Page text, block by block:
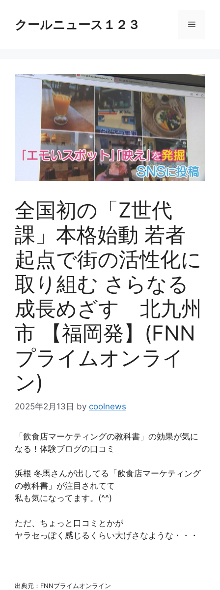
クールニュース１２３ メ
ュ
全国初の「Z世代
課」本格始動 若者
起点で街の活性化に
取り組む さらなる
成長めざす 北九州
市 【福岡発】(FNN
プライムオンライ
ン)
2025年2月13日 by coolnews
「飲食店マーケティングの教科書」の効果が気に
なる！体験ブログの口コミ
浜根 冬馬さんが出してる「飲食店マーケティング
の教科書」が注目されてて
私も気になってます。(^^)ゞ
ただ、ちょっと口コミとかが
ヤラセっぽく感じるくらい大げさなような・・・
出典元：FNNプライムオンライン